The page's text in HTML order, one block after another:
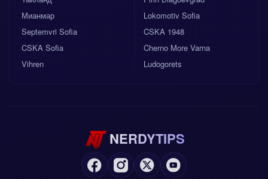
последната третина на Босна, но не непременно
ще превърнат натиска в голове.
Още една важна бележка за начинаещите бетъри:
стойността на отборите е близка (€121.25 млн. за
головете. Затова Под 3.5 изпъква като най-
практичния залог, докато равенството в 1X2 е по-
скоро вариант с по-висок риск за по-смели играчи.
Мианмар
Septemvri Sofia
CSKA Sofia
Vihren
Lokomotiv Sofia
CSKA 1948
Cherno More Varna
Ludogorets
NERDYTIPS